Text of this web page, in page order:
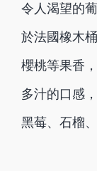
令人渴望的
於法國橡木
櫻桃等果香
多汁的口感
黑莓、石榴